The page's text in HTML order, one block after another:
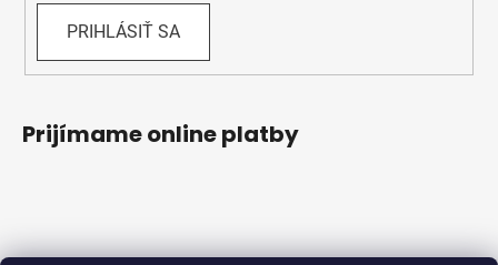
PRIHLÁSIŤ SA
Prijímame online platby